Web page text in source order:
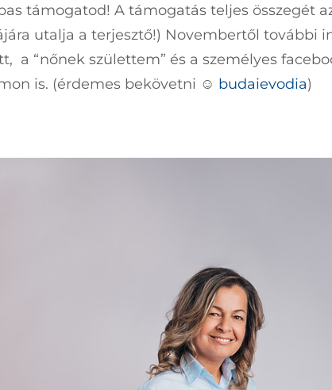
támogatod! A támogatás teljes összegét
utalja a terjesztő!) Novembertől további
a “nőnek születtem” és a személyes
is. (érdemes bekövetni ☺ budaievodia)